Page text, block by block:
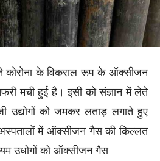
कोरोना के विकराल रूप के ऑक्सीजन
मची हुई है। इसी को संज्ञान में लेते
उद्योगों को जमकर लताड़ लगाते हुए
में ऑक्सीजन गैस की किल्लत
उधोगों को ऑक्सीजन गैस